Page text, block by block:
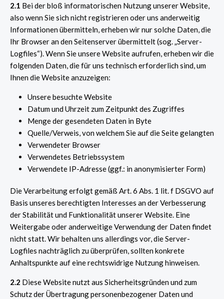
2.1 Bei der bloß informatorischen Nutzung unserer Website,
also wenn Sie sich nicht registrieren oder uns anderweitig
Informationen übermitteln, erheben wir nur solche Daten, die
Ihr Browser an den Seitenserver übermittelt (sog. „Server-
Logfiles“). Wenn Sie unsere Website aufrufen, erheben wir die
folgenden Daten, die für uns technisch erforderlich sind, um
Ihnen die Website anzuzeigen:
Unsere besuchte Website
Datum und Uhrzeit zum Zeitpunkt des Zugriffes
Menge der gesendeten Daten in Byte
Quelle/Verweis, von welchem Sie auf die Seite gelangten
Verwendeter Browser
Verwendetes Betriebssystem
Verwendete IP-Adresse (ggf.: in anonymisierter Form)
Die Verarbeitung erfolgt gemäß Art. 6 Abs. 1 lit. f DSGVO auf
Basis unseres berechtigten Interesses an der Verbesserung
der Stabilität und Funktionalität unserer Website. Eine
Weitergabe oder anderweitige Verwendung der Daten findet
nicht statt. Wir behalten uns allerdings vor, die Server-
Logfiles nachträglich zu überprüfen, sollten konkrete
Anhaltspunkte auf eine rechtswidrige Nutzung hinweisen.
2.2 Diese Website nutzt aus Sicherheitsgründen und zum
Schutz der Übertragung personenbezogener Daten und